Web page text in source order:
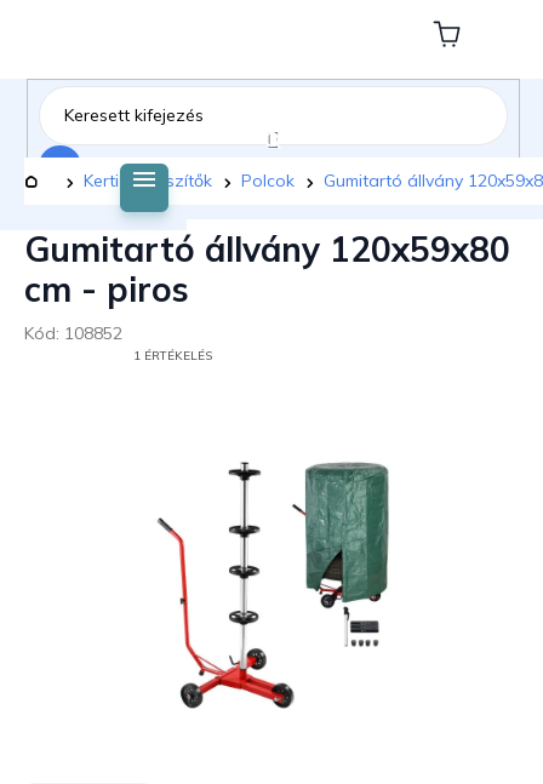
tartalomhoz
Kosár
Kezdőlap
Kerti kiegészítők Polcok Gumitartó állvány
Gumitartó állvány 120x59x80
cm - piros
Kód: 108852
1 ÉRTÉKELÉS